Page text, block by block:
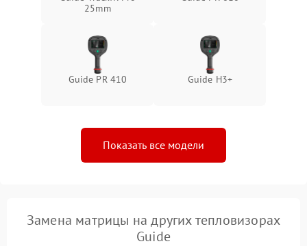
25mm
Guide PR 410 Guide H3+
Показать все модели
Замена матрицы на других тепловизорах
Guide